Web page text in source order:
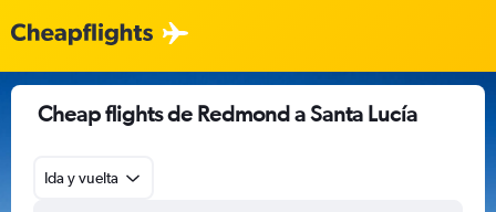
Cheap flights de Redmond a Santa Lucía
Ida y vuelta